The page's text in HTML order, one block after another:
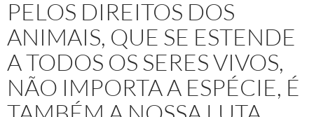
PELOS DIREITOS DOS
ANIMAIS, QUE SE ESTENDE
A TODOS OS SERES VIVOS,
NÃO IMPORTA A ESPÉCIE, É